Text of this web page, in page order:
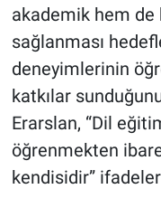
akademik hem de
sağlanması
deneyimlerinin
katkılar
Erarslan, “Dil
öğrenmekten
kendisidir”